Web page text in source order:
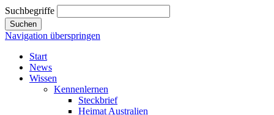
Suchbegriffe
Suchen
Navigation überspringen
Start
News
Wissen
Kennenlernen
Steckbrief
Heimat Australien